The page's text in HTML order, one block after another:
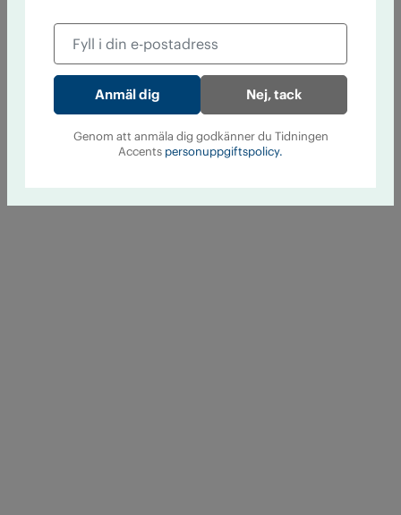
Nej, tack
Genom att anmäla dig godkänner du Tidningen
Accents personuppgiftspolicy.